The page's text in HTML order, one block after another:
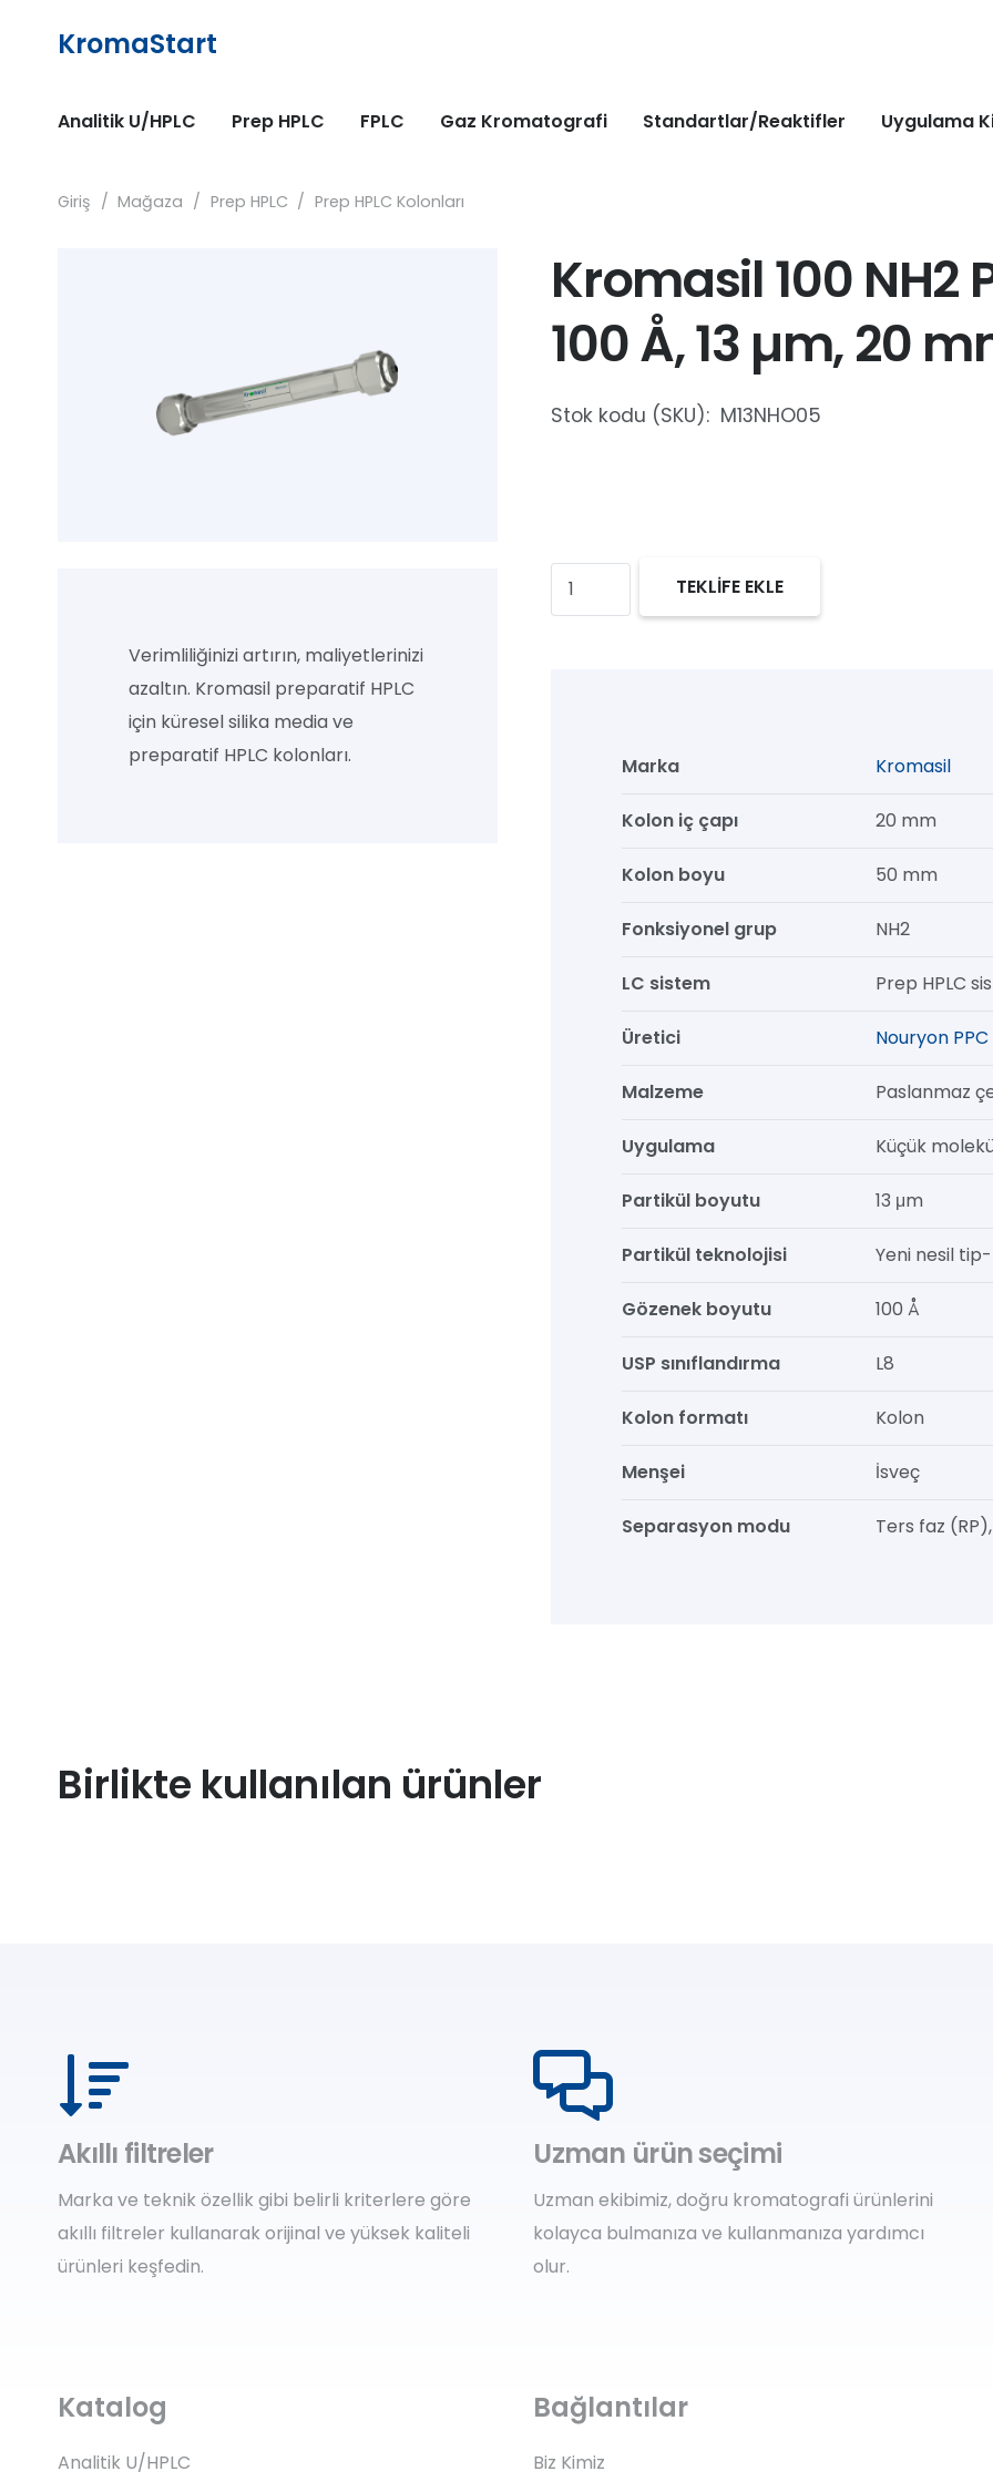
KromaStart
Analitik U/HPLC Prep HPLC FPLC Gaz Kromatografi Standartlar/Reaktifler Uygulama
Giriş / Mağaza / Prep HPLC / Prep HPLC Kolonları
Verimliliğinizi artırın, maliyetlerinizi
azaltın. Kromasil preparatif HPLC
için küresel silika media ve
preparatif HPLC kolonları.
Kromasil 100 NH2
100 Å, 13 µm, 20
Stok kodu (SKU): M13NHO05
Kromasil
100
TEKLİFE EKLE
Marka Kromasil
Kolon iç çapı 20 mm
Kolon boyu 50 mm
Fonksiyonel grup NH2
LC sistem Prep HPLC
Üretici Nouryon
Malzeme Paslanmaz
Uygulama Küçük
Partikül boyutu 13 μm
Partikül teknolojisi Yeni nesil
Gözenek boyutu 100 Å
USP sınıflandırma L8
Kolon formatı Kolon
Menşei İsveç
Separasyon modu Ters faz
Birlikte kullanılan ürünler
Akıllı filtreler
Marka ve teknik özellik gibi belirli kriterlere göre
akıllı filtreler kullanarak orijinal ve yüksek kaliteli
ürünleri keşfedin.
Uzman ürün seçimi
Uzman ekibimiz, doğru kromatografi ürünlerini
kolayca bulmanıza ve kullanmanıza yardımcı
olur.
Katalog
Analitik U/HPLC
Bağlantılar
Biz Kimiz